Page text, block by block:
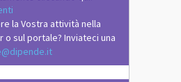
la Vostra attività nella
sul portale? Inviateci una